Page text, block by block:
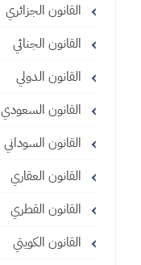
القانون الجزائري
القانون الجنائي
القانون الدولي
القانون السعودي
القانون السوداني
القانون العقاري
القانون القطري
القانون الكويتي